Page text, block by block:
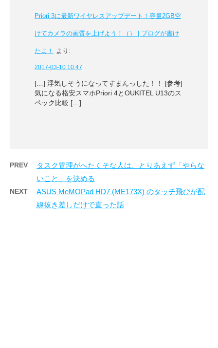
Priori 3に最新ワイヤレスアップデート！容量2GB空
けてカメラの画質を上げよう！（） | ブログが書け
たよ！ より:
2017-03-10 10:47
[…] 浮気しそうになってすまんっした！！ [参考]
気になる格安スマホPriori 4とOUKITEL U13のス
ペック比較 […]
PREV
タスク管理がへたくそな人は、とりあえず「やらな
いこと」を決める
NEXT
ASUS MeMOPad HD7 (ME173X) のタッチ飛びが配
線抜き差しだけで直った話